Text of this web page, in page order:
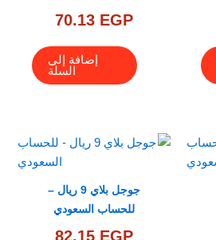
70.13 EGP
إضافة إلى
السلة
جوجل بلاي 9 ريال –
للحساب السعودي
82.15 EGP